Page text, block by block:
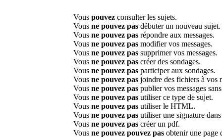
Vous pouvez consulter les sujets.
Vous ne pouvez pas débuter un nouveau sujet.
Vous ne pouvez pas répondre aux messages.
Vous ne pouvez pas modifier vos messages.
Vous ne pouvez pas supprimer vos messages.
Vous ne pouvez pas créer des sondages.
Vous ne pouvez pas participer aux sondages.
Vous ne pouvez pas joindre des fichiers à vos
Vous ne pouvez pas publier vos messages
Vous ne pouvez pas utiliser ce type de sujet.
Vous ne pouvez pas utiliser le HTML.
Vous ne pouvez pas utiliser une signature
Vous ne pouvez pas créer un pdf.
Vous ne pouvez pouvez pas obtenir une page